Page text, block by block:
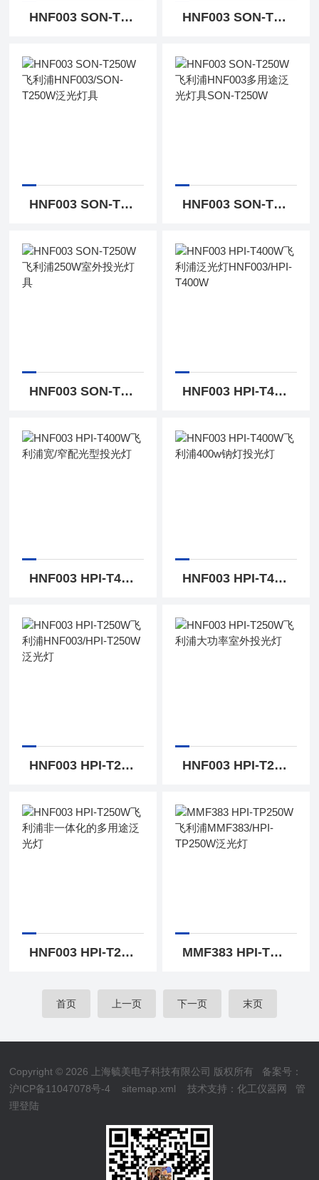
HNF003 SON-T400W飞利浦HNF003/SON-T400W泛光灯 HNF003 SON-T400W飞利浦400w钠灯投光灯
HNF003 SON-T250W飞利浦HNF003/SON-T250W泛光灯具 HNF003 SON-T250W飞利浦HNF003多用途泛光灯具SON-T250W
HNF003 SON-T250W飞利浦250W室外投光灯具 HNF003 HPI-T400W飞利浦泛光灯HNF003/HPI-T400W
HNF003 HPI-T400W飞利浦宽/窄配光型投光灯 HNF003 HPI-T400W飞利浦400w钠灯投光灯
HNF003 HPI-T250W飞利浦HNF003/HPI-T250W泛光灯 HNF003 HPI-T250W飞利浦大功率室外投光灯
HNF003 HPI-T250W飞利浦非一体化的多用途泛光灯 MMF383 HPI-TP250W飞利浦MMF383/HPI-TP250W泛光灯
首页 上一页 下一页 末页
Copyright © 2026 上海毓美电子科技有限公司 版权所有 备案号：
沪ICP备11047078号-4
sitemap.xml 技术支持：化工仪器网
管
理登陆